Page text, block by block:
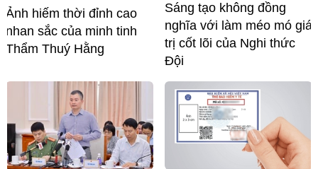
Ảnh hiếm thời đỉnh cao
nhan sắc của minh tinh
Thẩm Thuý Hằng
Sáng tạo không đồng
nghĩa với làm méo mó giá
trị cốt lõi của Nghi thức
Đội